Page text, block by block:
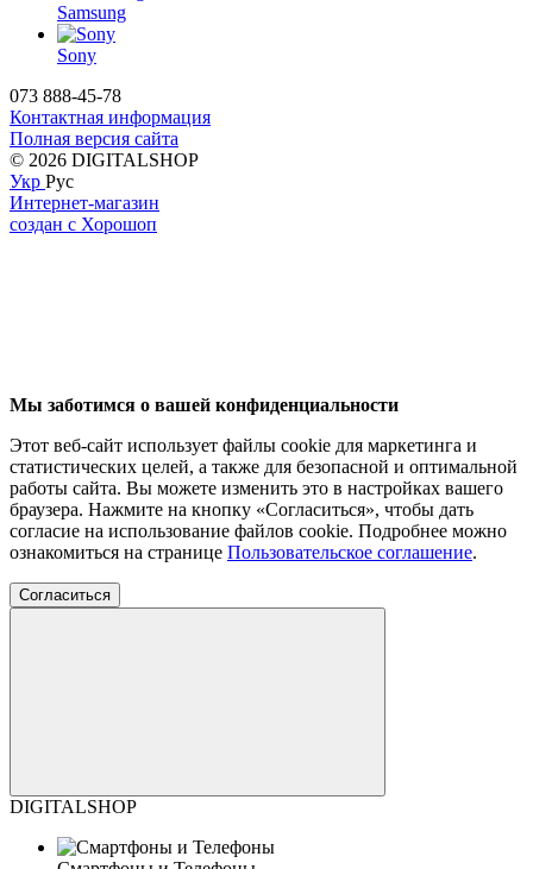
Samsung
Sony
073 888-45-78
Контактная информация
Полная версия сайта
© 2026 DIGITALSHOP
Укр Рус
Интернет-магазин
создан с Хорошоп
Мы заботимся о вашей конфиденциальности
Этот веб-сайт использует файлы cookie для маркетинга и
статистических целей, а также для безопасной и оптимальной
работы сайта. Вы можете изменить это в настройках вашего
браузера. Нажмите на кнопку «Согласиться», чтобы дать
согласие на использование файлов cookie. Подробнее можно
ознакомиться на странице Пользовательское соглашение.
Согласиться
DIGITALSHOP